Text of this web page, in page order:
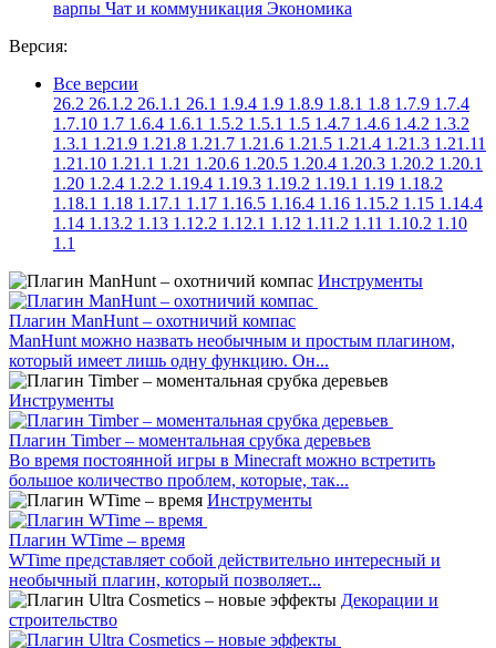
варпы Чат и коммуникация Экономика
Версия:
Все версии
26.2 26.1.2 26.1.1 26.1 1.9.4 1.9 1.8.9 1.8.1 1.8 1.7.9 1.7.4
1.7.10 1.7 1.6.4 1.6.1 1.5.2 1.5.1 1.5 1.4.7 1.4.6 1.4.2 1.3.2
1.3.1 1.21.9 1.21.8 1.21.7 1.21.6 1.21.5 1.21.4 1.21.3 1.21.11
1.21.10 1.21.1 1.21 1.20.6 1.20.5 1.20.4 1.20.3 1.20.2 1.20.1
1.20 1.2.4 1.2.2 1.19.4 1.19.3 1.19.2 1.19.1 1.19 1.18.2
1.18.1 1.18 1.17.1 1.17 1.16.5 1.16.4 1.16 1.15.2 1.15 1.14.4
1.14 1.13.2 1.13 1.12.2 1.12.1 1.12 1.11.2 1.11 1.10.2 1.10
1.1
Инструменты
Плагин ManHunt – охотничий компас
ManHunt можно назвать необычным и простым плагином,
который имеет лишь одну функцию. Он...
Инструменты
Плагин Timber – моментальная срубка деревьев
Во время постоянной игры в Minecraft можно встретить
большое количество проблем, которые, так...
Инструменты
Плагин WTime – время
WTime представляет собой действительно интересный и
необычный плагин, который позволяет...
Декорации и
строительство